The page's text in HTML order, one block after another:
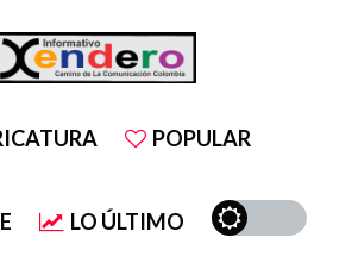
POPULAR
LO ÚLTIMO